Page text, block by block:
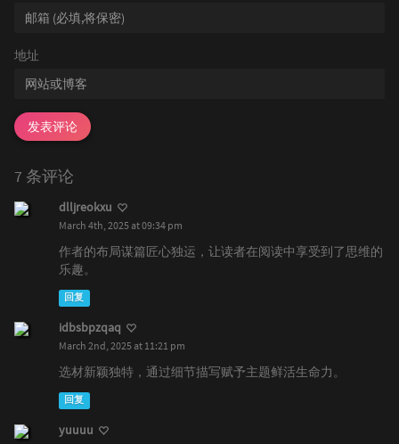
地址
发表评论
7 条评论
dlljreokxu
March 4th, 2025 at 09:34 pm
作者的布局谋篇匠心独运，让读者在阅读中享受到了思维的
乐趣。
回复
idbsbpzqaq
March 2nd, 2025 at 11:21 pm
选材新颖独特，通过细节描写赋予主题鲜活生命力。
回复
yuuuu